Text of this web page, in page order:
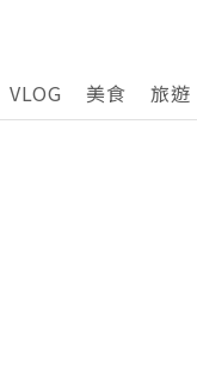
VLOG 美食 旅遊